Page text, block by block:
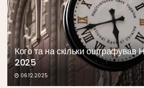
Кого та на скільки оштрафував
2025
06.12.2025